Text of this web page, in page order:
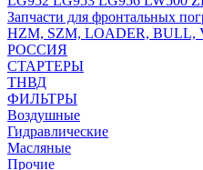
Запчасти для фронтальных
HZM, SZM, LOADER, BULL,
РОССИЯ
СТАРТЕРЫ
ТНВД
ФИЛЬТРЫ
Воздушные
Гидравлические
Масляные
Прочие